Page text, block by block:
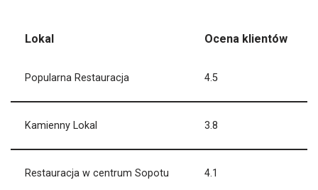
Lokal Ocena klientów
Popularna Restauracja 4.5
Kamienny Lokal 3.8
Restauracja w centrum Sopotu 4.1